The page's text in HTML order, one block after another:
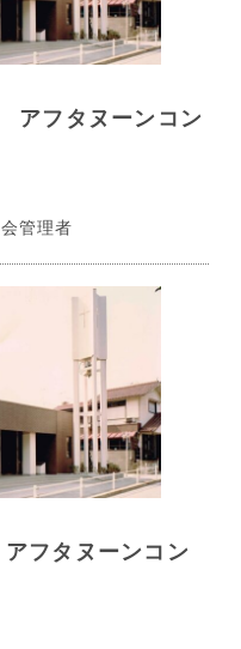
アフタヌーンコン
管理者
フタヌーンコン